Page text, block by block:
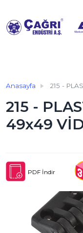
Anasayfa 215 -
215 -
49x49
PDF İndir